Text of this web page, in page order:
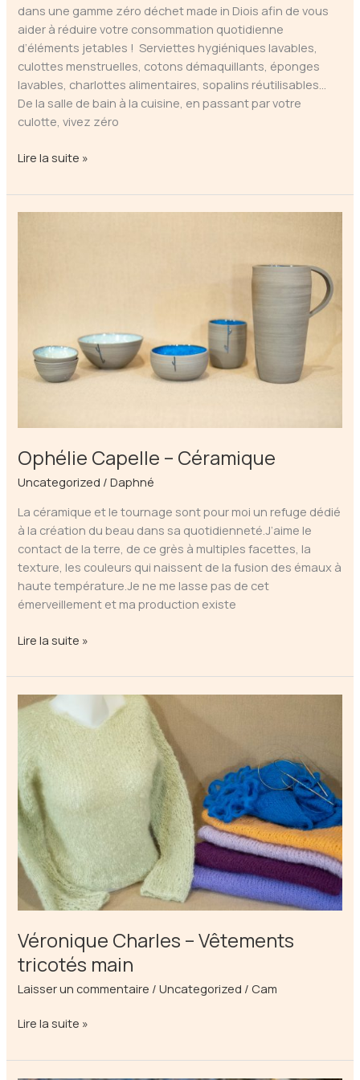
dans une gamme zéro déchet made in Diois afin de vous
aider à réduire votre consommation quotidienne
d’éléments jetables ! Serviettes hygiéniques lavables,
culottes menstruelles, cotons démaquillants, éponges
lavables, charlottes alimentaires, sopalins réutilisables…
De la salle de bain à la cuisine, en passant par votre
culotte, vivez zéro
MeloCoton
Accessoires
zéro
Lire la suite »
Ophélie Capelle – Céramique
Uncategorized /Daphné
La céramique et le tournage sont pour moi un refuge dédié
à la création du beau dans sa quotidienneté.J’aime le
contact de la terre, de ce grès à multiples facettes, la
texture, les couleurs qui naissent de la fusion des émaux à
haute température.Je ne me lasse pas de cet
émerveillement et ma production existe
Ophélie
–
Céramique
Lire la suite »
Véronique Charles – Vêtements
tricotés main
Laisser un commentaire /Uncategorized / Cam
Véronique
–
Lire la suite »